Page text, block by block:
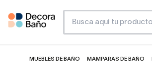
MUEBLES DE BAÑO MAMPARAS DE BAÑO